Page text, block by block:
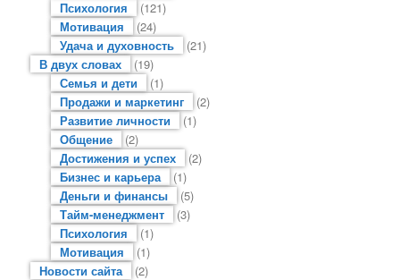
Психология
(121)
Мотивация
(24)
Удача и духовность
(21)
В двух словах
(19)
Семья и дети
(1)
Продажи и маркетинг
(2)
Развитие личности
(1)
Общение
(2)
Достижения и успех
(2)
Бизнес и карьера
(1)
Деньги и финансы
(5)
Тайм-менеджмент
(3)
Психология
(1)
Мотивация
(1)
Новости сайта
(2)